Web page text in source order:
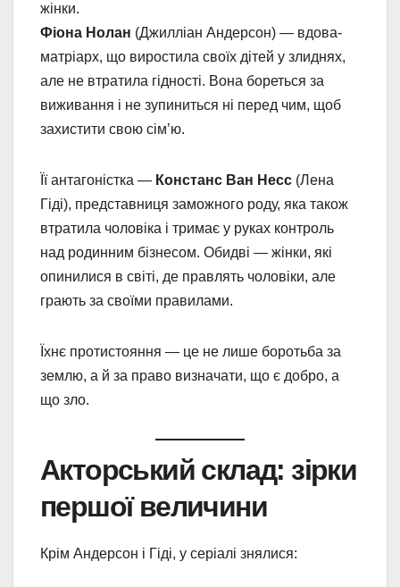
жінки.
Фіона Нолан (Джилліан Андерсон) — вдова-
матріарх, що виростила своїх дітей у злиднях,
але не втратила гідності. Вона бореться за
виживання і не зупиниться ні перед чим, щоб
захистити свою сім’ю.
Її антагоністка — Констанс Ван Несс (Лена
Гіді), представниця заможного роду, яка також
втратила чоловіка і тримає у руках контроль
над родинним бізнесом. Обидві — жінки, які
опинилися в світі, де правлять чоловіки, але
грають за своїми правилами.
Їхнє протистояння — це не лише боротьба за
землю, а й за право визначати, що є добро, а
що зло.
Акторський склад: зірки
першої величини
Крім Андерсон і Гіді, у серіалі знялися: